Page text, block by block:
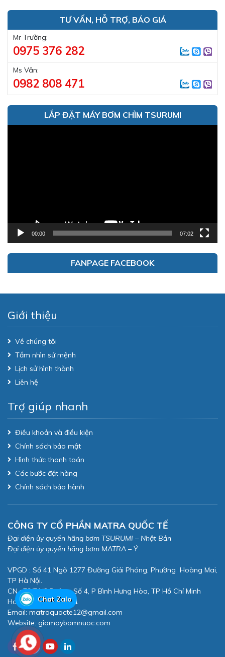
TƯ VẤN, HỖ TRỢ, BÁO GIÁ
Mr Trường:
0975 376 282
Ms Vân:
0982 808 471
LẮP ĐẶT MÁY BƠM CHÌM TSURUMI
00:00 07:02
FANPAGE FACEBOOK
Giới thiệu
Về chúng tôi
Tầm nhìn sứ mệnh
Lịch sử hình thành
Liên hệ
Trợ giúp nhanh
Điều khoản và điều kiện
Chính sách bảo mật
Hình thức thanh toán
Các bước đặt hàng
Chính sách bảo hành
CÔNG TY CỔ PHẦN MATRA QUỐC TẾ
Đại diện ủy quyền hãng bơm TSURUMI – Nhật Bản
Đại diện ủy quyền hãng bơm MATRA – Ý
VPGD : Số 41 Ngõ 1277 Đường Giải Phóng, Phường Hoàng Mai,
TP Hà Nội.
CN : 79/71/6 Đường Số 4, P Bình Hưng Hòa, TP Hồ Chí Minh
Hotline: 0982 808 471
Email:matraquocte12@gmail.com
Website: giamaybomnuoc.com
Chat Zalo